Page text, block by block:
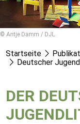
© Antje Damm / DJL
Startseite
Deutscher
DER